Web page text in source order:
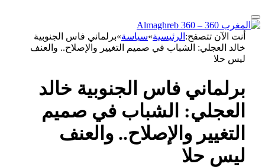
أنت الآن تتصفح: الرئيسية»سياسة»برلماني فاس الجنوبية
خالد العجلي: الشباب في صميم التغيير والإصلاح.. والعنف
ليس حلا
برلماني فاس الجنوبية خالد
العجلي: الشباب في صميم
التغيير والإصلاح.. والعنف
ليس حلا